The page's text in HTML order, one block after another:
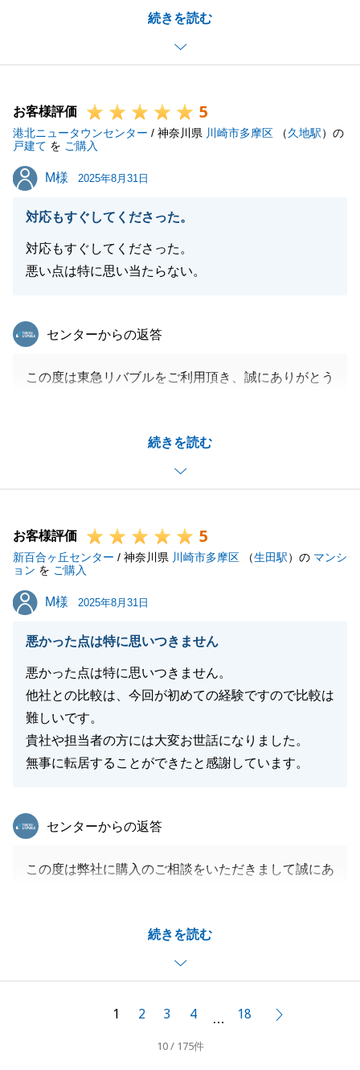
閉じる
続きを読む
今回はN様のお住み替えを進めるにあたり、ご所有の
投資物件のご売却と、ご新居先のご購入の両方を弊社
N様には終始温かいご配慮をいただき、無事にお取引
を完了することができ、私も大変嬉しく思っておりま
す。
今後とも、不動産に関してお困りのことやご相談がご
閉じる
お客様評価 5
港北ニュータウンセンター / 神奈川県 川崎市多摩区 （久地駅）の
戸建て を ご購入
M様
M様 2025年8月31日
対応もすぐしてくださった。
対応もすぐしてくださった。
悪い点は特に思い当たらない。
続きを読む
東急リバブル
センターからの返答
この度は東急リバブルをご利用頂き、誠にありがとう
頂ける物件を購入して頂くことができ嬉しく思ってお
ご家族の充実した生活をお過ごしいただけるようお祈
今後ともよろしくお願いいたします。
お客様評価 5
新百合ヶ丘センター / 神奈川県 川崎市多摩区 （生田駅）の マンシ
ョン を ご購入
M様
M様 2025年8月31日
悪かった点は特に思いつきません
悪かった点は特に思いつきません。
他社との比較は、今回が初めての経験ですので比較は
難しいです。
貴社や担当者の方には大変お世話になりました。
無事に転居することができたと感謝しています。
続きを読む
東急リバブル
センターからの返答
この度は弊社に購入のご相談をいただきまして誠にあ
今後ともよろしくお願いいたします。
1 2 3 4 … 18
10 / 175件